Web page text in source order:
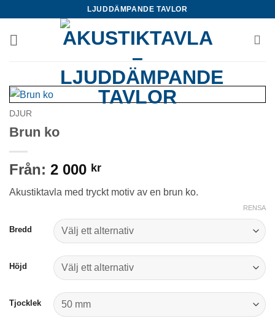
content
LJUDDÄMPANDE TAVLOR
DJUR
Brun ko
Från: 2 000 kr
Akustiktavla med tryckt motiv av en brun ko.
Bredd
Höjd
Tjocklek
RENSA